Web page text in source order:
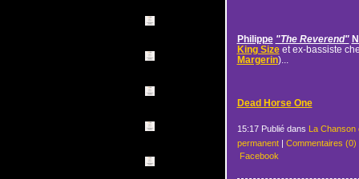
Philippe "The Reverend"
King Sizeet ex-bassiste
Margerin)...
Dead Horse One
15:17 Publié dans La Chanson
permanent| Commentaires (0)
Facebook